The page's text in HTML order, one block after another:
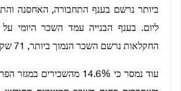
החקלאות נרשם השכר הנמוך ביותר, 71 שקל ליום.
עוד נמסר כי 14.6% מהשכירים